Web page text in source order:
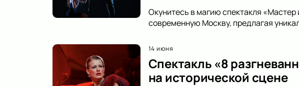
Окунитесь в магию спектакля
современную Москву, предлагая
14 июня
Спектакль «8
на исторической сцене